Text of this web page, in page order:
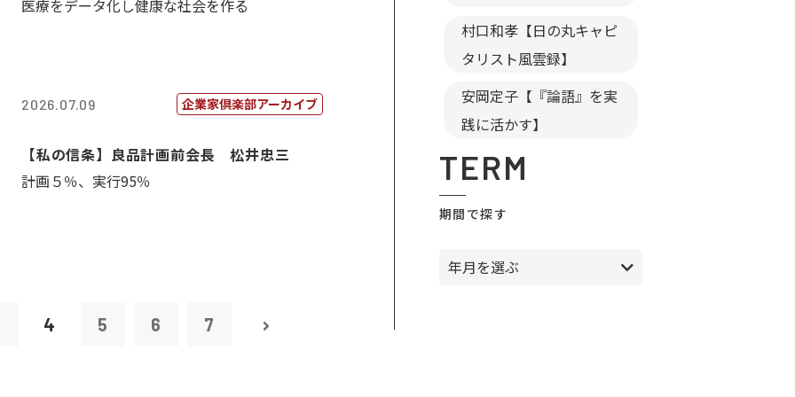
医療をデータ化し健康な社会を作る
2026.07.09 企業家倶楽部アーカイブ
【私の信条】良品計画前会長 松井忠三
計画５％、実行95％
4 5 6 7
村口和孝【日の丸キャピ
タリスト風雲録】
安岡定子【『論語』を実
践に活かす】
TERM
期間で探す
年月を選ぶ